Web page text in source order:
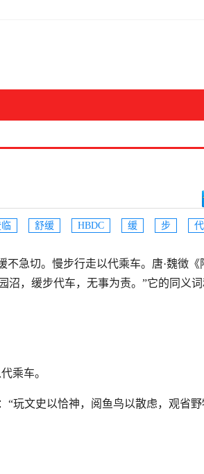
舒缓 HBDC 缓 步 代
不急切。慢步行走以代乘车。唐·魏徴
沼，缓步代车，无事为责。”它的同义
乘车。
“玩文史以恰神，阅鱼鸟以散虑，观省